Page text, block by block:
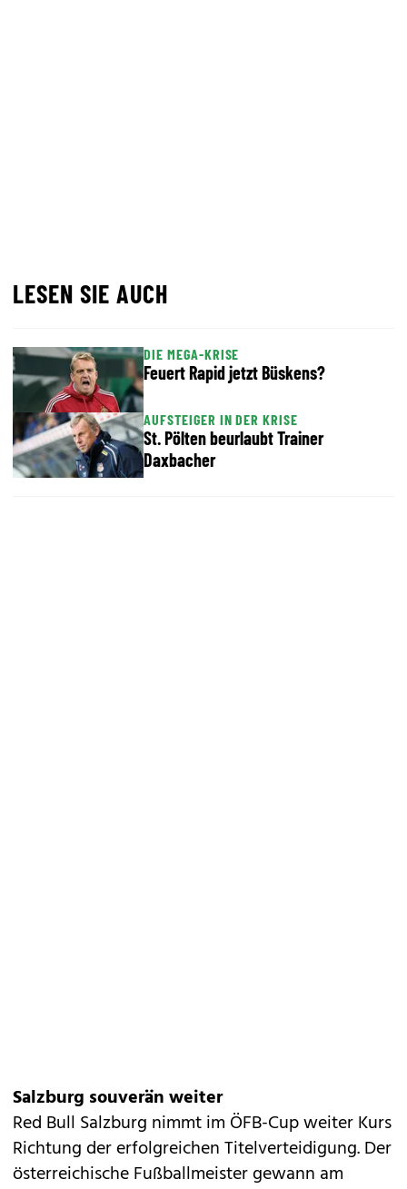
LESEN SIE AUCH
DIE MEGA-KRISE
Feuert Rapid jetzt Büskens?
AUFSTEIGER IN DER KRISE
St. Pölten beurlaubt Trainer
Daxbacher
Salzburg souverän weiter
Red Bull Salzburg nimmt im ÖFB-Cup weiter Kurs
Richtung der erfolgreichen Titelverteidigung. Der
österreichische Fußballmeister gewann am